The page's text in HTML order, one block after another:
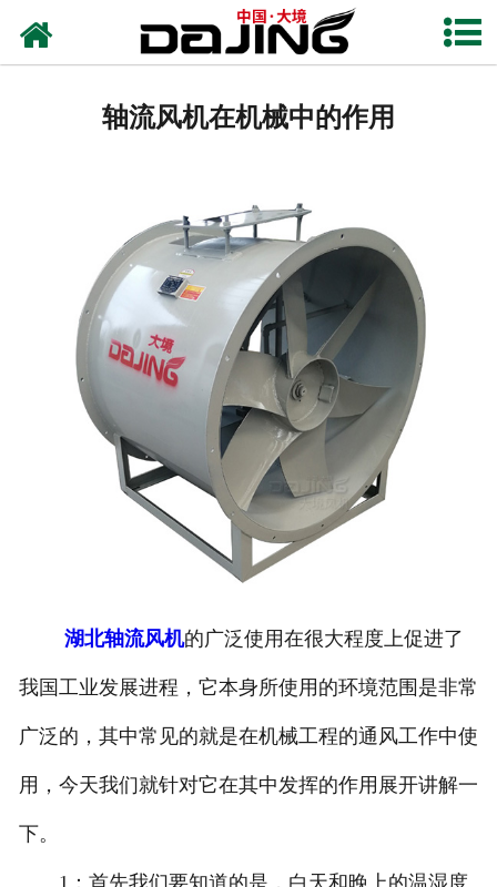
网站首页
服务支持
风机知识
新闻中心
联系我们
轴流风机在机械中的作用
湖北轴流风机的广泛使用在很大程度上促进了
我国工业发展进程，它本身所使用的环境范围是非常
广泛的，其中常见的就是在机械工程的通风工作中使
用，今天我们就针对它在其中发挥的作用展开讲解一
下。
1：首先我们要知道的是，白天和晚上的温湿度